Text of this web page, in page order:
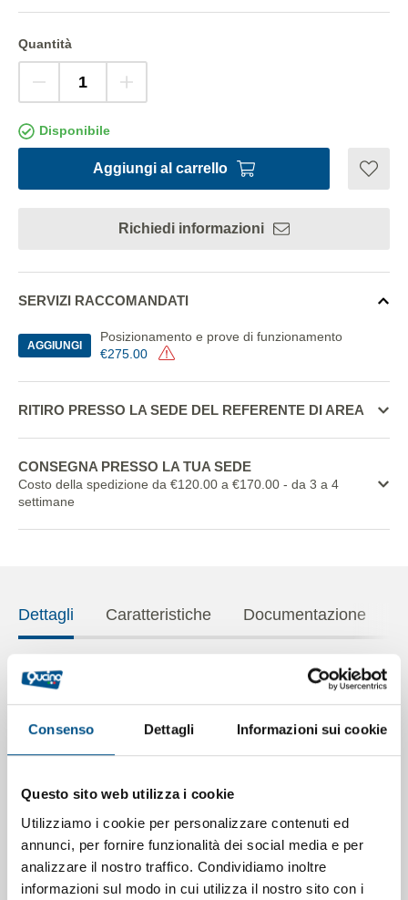
Consenso Dettagli Informazioni sui cookie
Questo sito web utilizza i cookie
Utilizziamo i cookie per personalizzare contenuti ed
annunci, per fornire funzionalità dei social media e per
analizzare il nostro traffico. Condividiamo inoltre
informazioni sul modo in cui utilizza il nostro sito con i
Quantità
Disponibile
Aggiungi al carrello
Richiedi informazioni
SERVIZI RACCOMANDATI
AGGIUNGI
Posizionamento e prove di funzionamento
€275.00
RITIRO PRESSO LA SEDE DEL REFERENTE DI AREA
CONSEGNA PRESSO LA TUA SEDE
Costo della spedizione da €120.00 a €170.00 - da 3 a 4
settimane
Dettagli Caratteristiche Documentazione
FORNO PIZZA ELETTRICO trifase GOURMET
SOVRAPPONIBILE con bocca alta dacm.18, n. 4 pizze
fino Ø cm. 35 o n. 2 teglie cm. 60x40. Forno elettrico
sovrapponibile che si differenzia per la sua versatilità,
ma anche cotture in teglia o coccio, grazie all’altezza
interna della camera di 18 cm. Costruzione in acciaio con
lamiere non rivettate ma piegate e saldate, piano di
cottura interamente in refrattario reversibile alveolato, con
spessore maggiorato di ben mm. 17, frontale in acciaio